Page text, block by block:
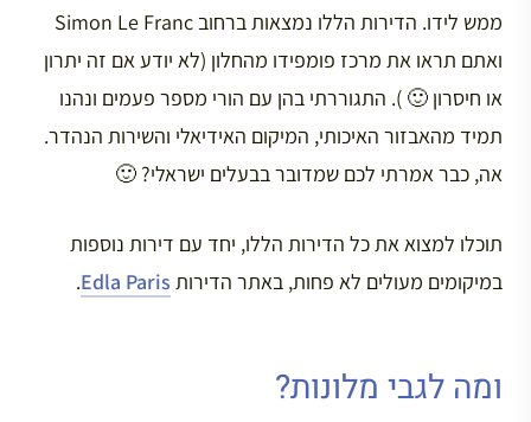
ממש לידו. הדירות הללו נמצאות ברחוב Simon Le Franc
ואתם תראו את מרכז פומפידו מהחלון (לא יודע אם זה יתרון
או חיסרון 🙂 ). התגוררתי בהן עם הורי מספר פעמים ונהנו
תמיד מהאבזור האיכותי, המיקום האידיאלי והשירות הנהדר.
אה, כבר אמרתי לכם שמדובר בבעלים ישראלי? 🙂
תוכלו למצוא את כל הדירות הללו, יחד עם דירות נוספות
במיקומים מעולים לא פחות, באתר הדירות Edla Paris
.
ומה לגבי מלונות?